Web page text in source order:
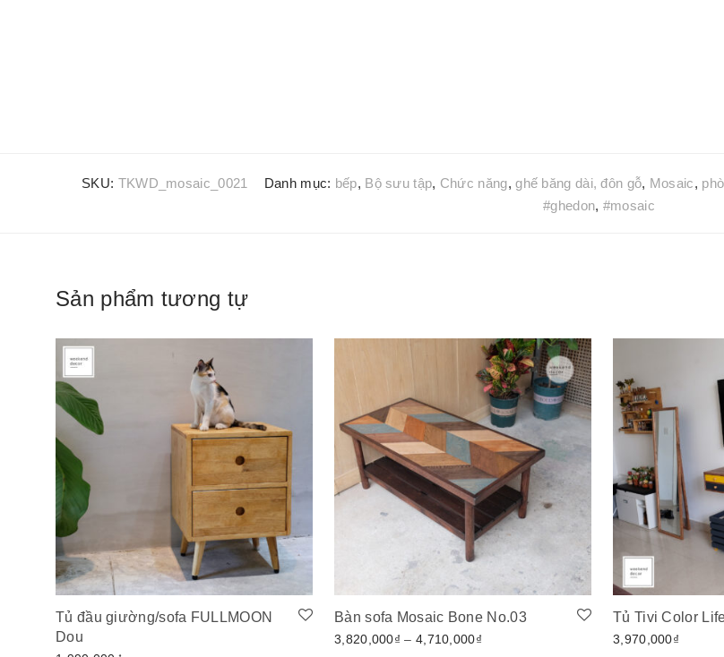
SKU: TKWD_mosaic_0021 Danh mục: bếp, Bộ sưu tập, Chức năng,ghế băng dài, đôn gỗ, Mosaic,
#ghedon, #mosaic
Sản phẩm tương tự
Tủ đầu giường/sofa FULLMOON
Dou
Bàn sofa Mosaic Bone No.03
3,820,000₫ – 4,710,000₫Khoảng giá: từ 3,820,000₫ đến
Tủ Tivi Color Life
3,970,000₫